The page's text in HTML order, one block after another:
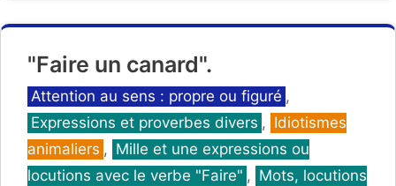
"Faire un canard".
Catégories
Attention au sens : propre ou figuré ,
Expressions et proverbes divers , Idiotismes
animaliers , Mille et une expressions ou
locutions avec le verbe "Faire" , Mots, locutions